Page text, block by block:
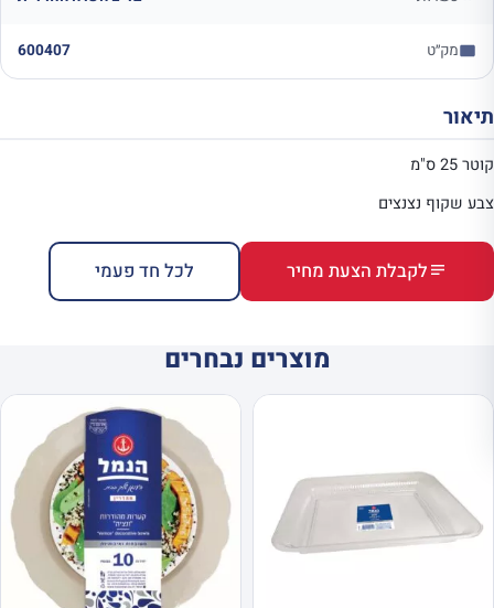
מק״ט 600407
תיאור
קוטר 25 ס"מ
צבע שקוף נצנצים
לקבלת הצעת מחיר לכל חד פעמי
מוצרים נבחרים